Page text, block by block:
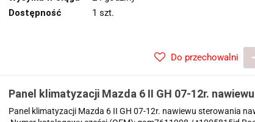
Dostępność
1 szt.
Do przechowalni
Panel klimatyzacji Mazda 6 II GH 07-12r. nawiewu
sterowania gam7611908
Panel klimatyzacji Mazda 6 II GH 07-12r. nawiewu sterowania